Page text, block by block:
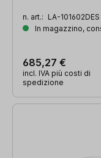
n. art.: LA-101602DES
In magazzino,
685,27 €
incl. IVA più costi di
spedizione